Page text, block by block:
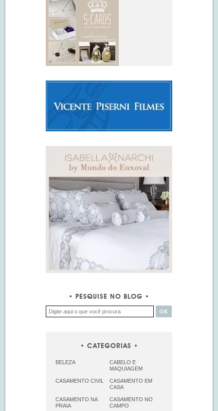
PESQUISE NO BLOG
CATEGORIAS
BELEZA
CABELO E
MAQUIAGEM
CASAMENTO CIVIL
CASAMENTO EM
CASA
CASAMENTO NA
PRAIA
CASAMENTO NO
CAMPO